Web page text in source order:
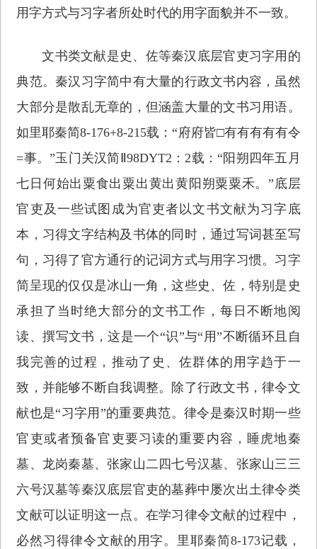
用字方式与习字者所处时代的用字面貌并不一致。
文书类文献是史、佐等秦汉底层官吏习字用的
典范。秦汉习字简中有大量的行政文书内容，虽然
大部分是散乱无章的，但涵盖大量的文书习用语。
如里耶秦简8-176+8-215载：“府府皆□有有有有有令
=事。”玉门关汉简Ⅱ98DYT2：2载：“阳朔四年五月
七日何始出粟食出粟出黄出黄阳朔粟粟禾。”底层
官吏及一些试图成为官吏者以文书文献为习字底
本，习得文字结构及书体的同时，通过写词甚至写
句，习得了官方通行的记词方式与用字习惯。习字
简呈现的仅仅是冰山一角，这些史、佐，特别是史
承担了当时绝大部分的文书工作，每日不断地阅
读、撰写文书，这是一个“识”与“用”不断循环且自
我完善的过程，推动了史、佐群体的用字趋于一
致，并能够不断自我调整。除了行政文书，律令文
献也是“习字用”的重要典范。律令是秦汉时期一些
官吏或者预备官吏要习读的重要内容，睡虎地秦
墓、龙岗秦墓、张家山二四七号汉墓、张家山三三
六号汉墓等秦汉底层官吏的墓葬中屡次出土律令类
文献可以证明这一点。在学习律令文献的过程中，
必然习得律令文献的用字。里耶秦简8-173记载，